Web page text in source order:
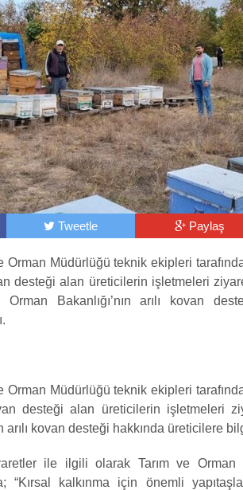
Tweetle Paylaş
Orman Müdürlüğü teknik ekipleri
desteği alan üreticilerin işletmeleri
Bakanlığı’nın arılı kovan
Orman Müdürlüğü teknik ekipleri
desteği alan üreticilerin işletmeleri
arılı kovan desteği hakkında üreticilere
ile ilgili olarak Tarım ve Orman
“Kırsal kalkınma için önemli